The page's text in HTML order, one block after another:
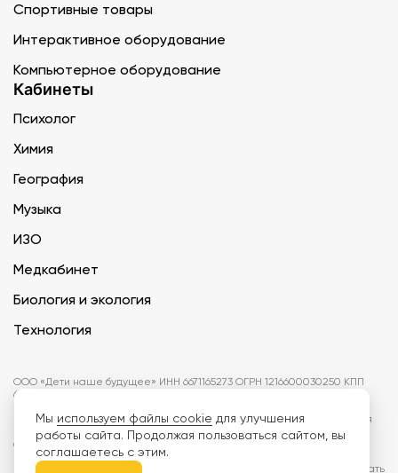
Спортивные товары
Интерактивное оборудование
Компьютерное оборудование
Кабинеты
Психолог
Химия
География
Музыка
ИЗО
Медкабинет
Биология и экология
Технология
ООО «Дети наше будущее» ИНН 6671165273 ОГРН 1216600030250 КПП
667101001 БИК 046577674
Информация на сайте не является публичной офертой. Изображения
могут отличаться от поставляемых товаров. Поставщик оставляет за
собой право изменить цены и характеристики товаров без
предварительного уведомления заказчика, если это не влияет на
качество поставляемой продукции. Мы используем cookie, чтобы делать
Мы используем файлы cookie для улучшения
работы сайта. Продолжая пользоваться сайтом, вы
соглашаетесь с этим.